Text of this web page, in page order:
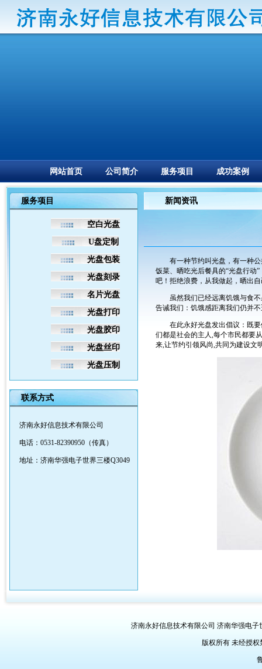
网站首页 公司简介 服务项目 成功案例
服务项目
空白光盘
U盘定制
光盘包装
光盘刻录
名片光盘
光盘打印
光盘胶印
光盘丝印
光盘压制
联系方式
济南永好信息技术有限公司
电话：0531-82390950（传真）
地址：济南华强电子世界三楼Q3049
新闻资讯
有一种节约叫光盘，有一种
饭菜、晒吃光后餐具的“光盘行动
吧！拒绝浪费，从我做起，晒出
虽然我们已经远离饥饿与食
告诫我们：饥饿感距离我们仍并
在此永好光盘发出倡议：既
们都是社会的主人,每个市民都要
来,让节约引领风尚,共同为建设文
济南永好信息技术有限公司 济南华强电子
版权所有 未经授